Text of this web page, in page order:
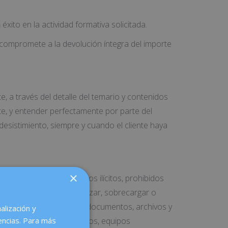
en la actividad formativa solicitada.
a la devolución íntegra del importe
a través del detalle del temario y contenidos
y entender perfectamente por parte del
siempre y cuando el cliente haya
con fines o efectos ilícitos, prohibidos
puedan dañar, inutilizar, sobrecargar o
así como los documentos, archivos y
de dichos Servicios, equipos
×
y
Para más